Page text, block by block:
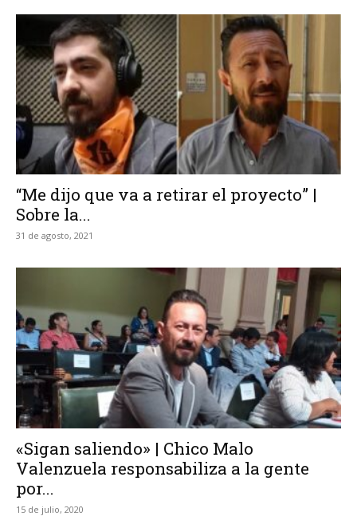
“Me dijo que va a retirar el proyecto” |
Sobre la...
31 de agosto, 2021
«Sigan saliendo» | Chico Malo
Valenzuela responsabiliza a la gente
por...
15 de julio, 2020